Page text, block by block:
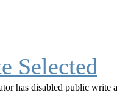
has disabled public write